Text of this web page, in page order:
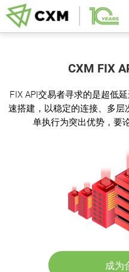
CXM FIX
FIX API交易者寻求的是超低
速搭建，以稳定的连接、多
单执行为突出优势，要
成为